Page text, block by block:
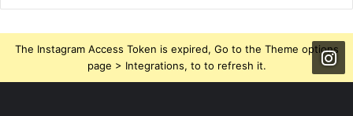
The Instagram Access Token is expired, Go to the Theme options
page > Integrations, to to refresh it.